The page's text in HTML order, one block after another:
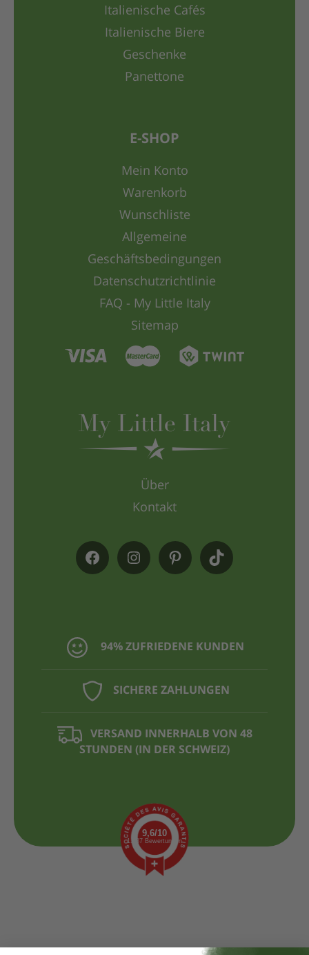
94% ZUFRIEDENE KUNDEN
SICHERE ZAHLUNGEN
VERSAND INNERHALB VON 48
STUNDEN (IN DER SCHWEIZ)
Italienische Cafés
Italienische Biere
Geschenke
Panettone
E-SHOP
Mein Konto
Warenkorb
Wunschliste
Allgemeine
Geschäftsbedingungen
Datenschutzrichtlinie
FAQ - My Little Italy
Sitemap
Über
Kontakt
9,6/10
1.437 Bewertungen